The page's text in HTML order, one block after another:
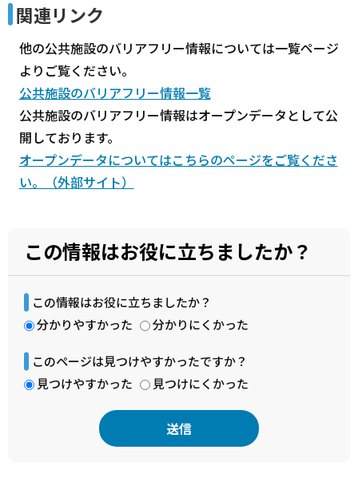
関連リンク
他の公共施設のバリアフリー情報については一覧ページ
よりご覧ください。
公共施設のバリアフリー情報一覧
公共施設のバリアフリー情報はオープンデータとして公
開しております。
オープンデータについてはこちらのページをご覧くださ
い。（外部サイト）
この情報はお役に立ちましたか？
この情報はお役に立ちましたか？
分かりやすかった
分かりにくかった
このページは見つけやすかったですか？
見つけやすかった
見つけにくかった